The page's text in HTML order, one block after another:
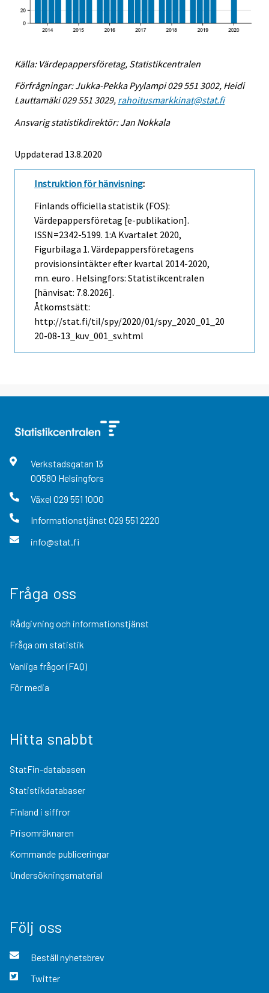
Källa: Värdepappersföretag, Statistikcentralen
Förfrågningar: Jukka-Pekka Pyylampi 029 551 3002, Heidi
Lauttamäki 029 551 3029, rahoitusmarkkinat@stat.fi
Ansvarig statistikdirektör: Jan Nokkala
Uppdaterad 13.8.2020
Instruktion för hänvisning:
Finlands officiella statistik (FOS):
Värdepappersföretag [e-publikation].
ISSN=2342-5199. 1:a Kvartalet 2020,
Figurbilaga 1. Värdepappersföretagens
provisionsintäkter efter kvartal 2014-2020,
mn. euro . Helsingfors: Statistikcentralen
[hänvisat: 7.8.2026].
Åtkomstsätt:
http://stat.fi/til/spy/2020/01/spy_2020_01_20
20-08-13_kuv_001_sv.html
Verkstadsgatan 13
00580 Helsingfors
Växel 029 551 1000
Informationstjänst 029 551 2220
info@stat.fi
Fråga oss
Rådgivning och informationstjänst
Fråga om statistik
Vanliga frågor (FAQ)
För media
Hitta snabbt
StatFin-databasen
Statistikdatabaser
Finland i siffror
Prisomräknaren
Kommande publiceringar
Undersökningsmaterial
Följ oss
Beställ nyhetsbrev
Twitter